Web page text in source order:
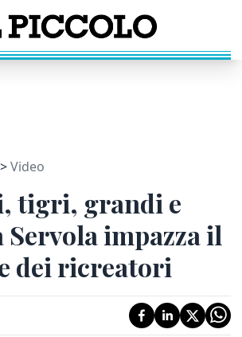
Video
tigri, grandi e
impazza il
dei ricreatori